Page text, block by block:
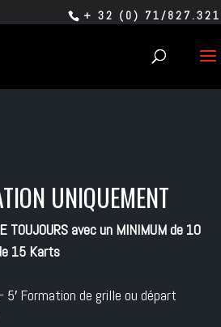
+ 32 (0) 71/827.321
UNIQUEMENT
TOUJOURS avec un MINIMUM de 10
15 Karts
5′ Formation de grille ou départ